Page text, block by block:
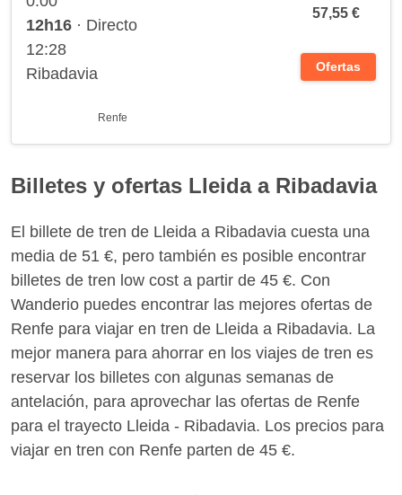
12h16 · Directo
12:28
Ribadavia
Renfe
57,55 €
Ofertas
Billetes y ofertas Lleida a Ribadavia
El billete de tren de Lleida a Ribadavia cuesta una
media de 51 €, pero también es posible encontrar
billetes de tren low cost a partir de 45 €. Con
Wanderio puedes encontrar las mejores ofertas de
Renfe para viajar en tren de Lleida a Ribadavia. La
mejor manera para ahorrar en los viajes de tren es
reservar los billetes con algunas semanas de
antelación, para aprovechar las ofertas de Renfe
para el trayecto Lleida - Ribadavia. Los precios para
viajar en tren con Renfe parten de 45 €.